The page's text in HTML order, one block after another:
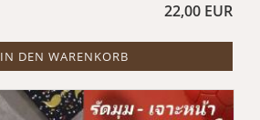
22,00 EUR
IN DEN WARENKORB